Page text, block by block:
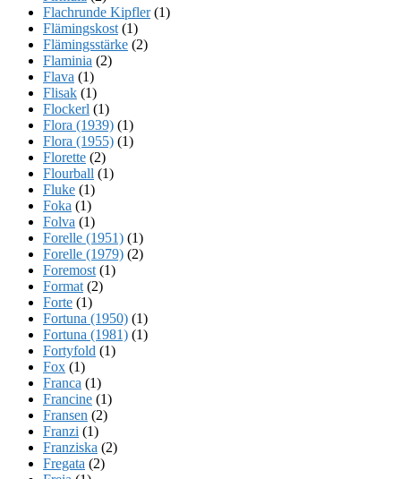
Flachrunde Kipfler(1)
Flämingskost (1)
Flämingsstärke (2)
Flaminia (2)
Flava (1)
Flisak (1)
Flockerl (1)
Flora (1939) (1)
Flora (1955) (1)
Florette (2)
Flourball (1)
Fluke (1)
Foka (1)
Folva (1)
Forelle (1951) (1)
Forelle (1979) (2)
Foremost (1)
Format (2)
Forte (1)
Fortuna (1950) (1)
Fortuna (1981) (1)
Fortyfold (1)
Fox (1)
Franca (1)
Francine (1)
Fransen (2)
Franzi (1)
Franziska (2)
Fregata (2)